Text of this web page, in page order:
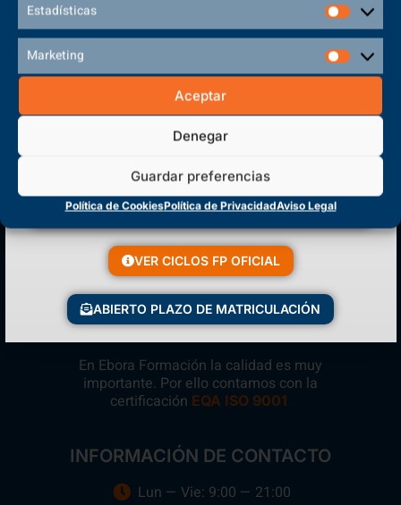
Estadísticas
Marketing
Aceptar
Denegar
Guardar preferencias
Política de CookiesPolítica de PrivacidadAviso Legal
CENTRO DE FORMACIÓN
PROFESIONAL
En Ebora Formación la calidad es muy
importante. Por ello contamos con la
certificación EQA ISO 9001
INFORMACIÓN DE CONTACTO
Lun — Vie: 9:00 — 21:00
VER CICLOS FP OFICIAL
ABIERTO PLAZO DE MATRICULACIÓN